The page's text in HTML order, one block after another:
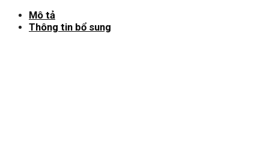
Mô tả
Thông tin bổ sung